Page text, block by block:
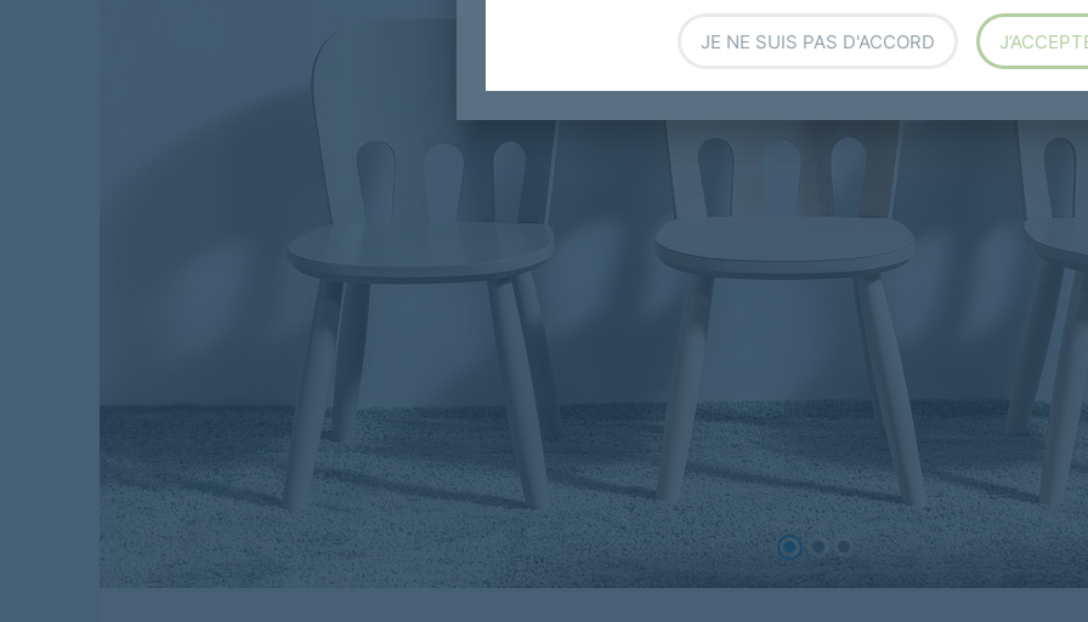
JE NE SUIS PAS D'ACCORD